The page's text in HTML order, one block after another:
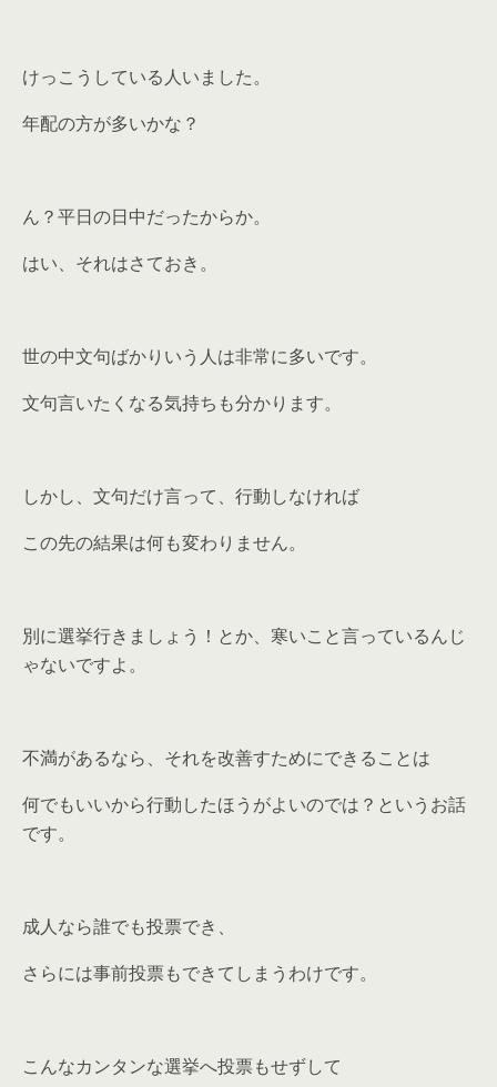
けっこうしている人いました。
年配の方が多いかな？
ん？平日の日中だったからか。
はい、それはさておき。
世の中文句ばかりいう人は非常に多いです。
文句言いたくなる気持ちも分かります。
しかし、文句だけ言って、行動しなければ
この先の結果は何も変わりません。
別に選挙行きましょう！とか、寒いこと言っているんじ
ゃないですよ。
不満があるなら、それを改善すためにできることは
何でもいいから行動したほうがよいのでは？というお話
です。
成人なら誰でも投票でき、
さらには事前投票もできてしまうわけです。
こんなカンタンな選挙へ投票もせずして